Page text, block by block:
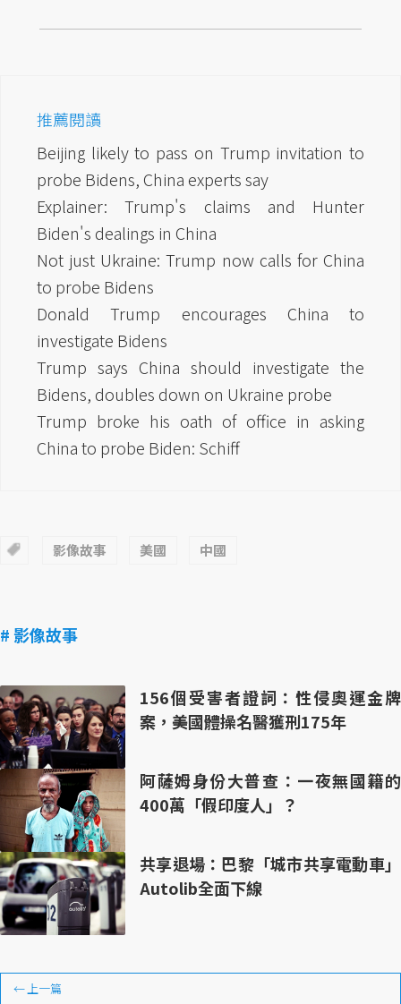
推薦閱讀
Beijing likely to pass on Trump invitation to
probe Bidens, China experts say
Explainer: Trump's claims and Hunter
Biden's dealings in China
Not just Ukraine: Trump now calls for China
to probe Bidens
Donald Trump encourages China to
investigate Bidens
Trump says China should investigate the
Bidens, doubles down on Ukraine probe
Trump broke his oath of office in asking
China to probe Biden: Schiff
影像故事 美國 中國
# 影像故事
156個受害者證詞：性侵奧運金牌
案，美國體操名醫獲刑175年
阿薩姆身份大普查：一夜無國籍的
400萬「假印度人」？
共享退場：巴黎「城市共享電動車」
Autolib全面下線
← 上一篇